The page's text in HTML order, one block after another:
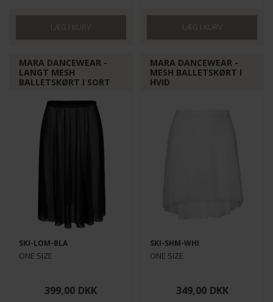
MARA DANCEWEAR -
LANGT MESH
BALLETSKØRT I SORT
SKI-LOM-BLA
ONE SIZE
399,00 DKK
MARA DANCEWEAR -
MESH BALLETSKØRT I
HVID
SKI-SHM-WHI
ONE SIZE
349,00 DKK